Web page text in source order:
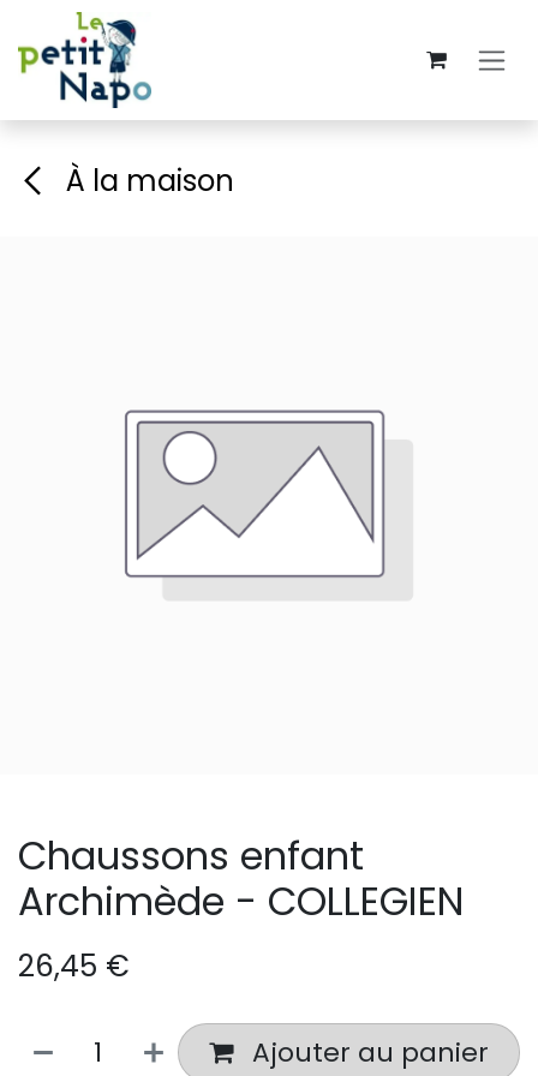
Se rendre au contenu
À la maison
Chaussons enfant
Archimède - COLLEGIEN
26,45 €
Ajouter au panier